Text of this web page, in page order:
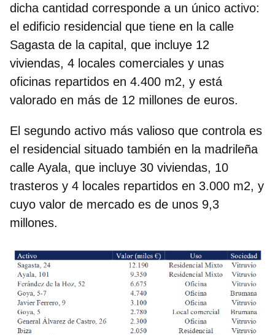
dicha cantidad corresponde a un único activo:
el edificio residencial que tiene en la calle
Sagasta de la capital, que incluye 12
viviendas, 4 locales comerciales y unas
oficinas repartidos en 4.400 m2, y está
valorado en más de 12 millones de euros.
El segundo activo más valioso que controla es
el residencial situado también en la madrileña
calle Ayala, que incluye 30 viviendas, 10
trasteros y 4 locales repartidos en 3.000 m2, y
cuyo valor de mercado es de unos 9,3
millones.